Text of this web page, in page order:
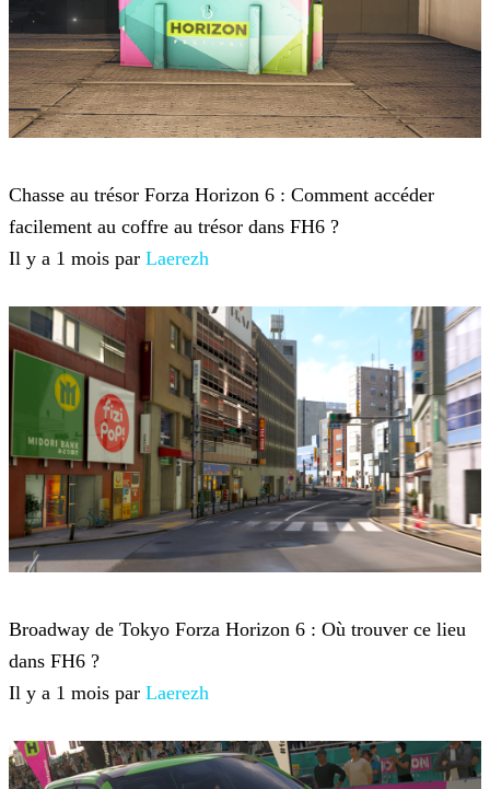
Chasse au trésor Forza Horizon 6 : Comment accéder
facilement au coffre au trésor dans FH6 ?
Il y a 1 mois par Laerezh
Broadway de Tokyo Forza Horizon 6 : Où trouver ce lieu
dans FH6 ?
Il y a 1 mois par Laerezh